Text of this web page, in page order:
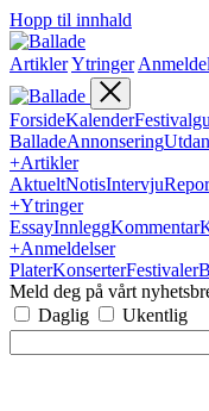
Hopp til innhald
ArtiklerYtringer
ForsideKalender
BalladeAnnonsering
+Artikler
AktueltNotisIntervju
+Ytringer
EssayInnleggKommentar
+Anmeldelser
PlaterKonserterFestivaler
Meld deg på vårt
Daglig
Ukentlig